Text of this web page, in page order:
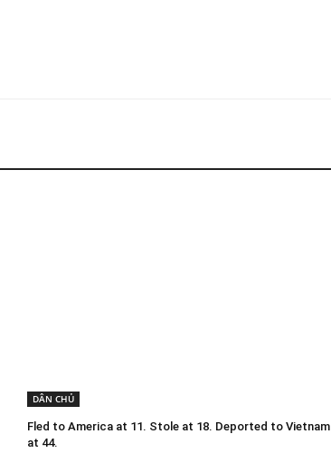
DÂN CHỦ
Fled to America at 11. Stole at 18. Deported to Vietnam
at 44.